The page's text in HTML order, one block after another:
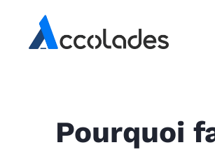
Pourquoi